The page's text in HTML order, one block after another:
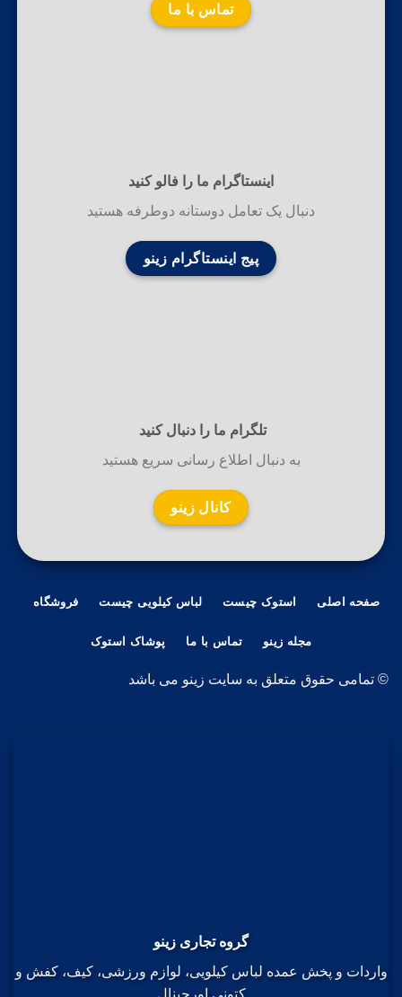
تماس با ما
اینستاگرام ما را فالو کنید
دنبال یک تعامل دوستانه دوطرفه هستید
پیج اینستاگرام زینو
تلگرام ما را دنبال کنید
به دنبال اطلاع رسانی سریع هستید
کانال زینو
صفحه اصلی استوک چیست لباس کیلویی چیست فروشگاه
مجله زینو تماس با ما پوشاک استوک
© تمامی حقوق متعلق به سایت زینو می باشد
گروه تجاری زینو
واردات و پخش عمده لباس کیلویی، لوازم ورزشی، کیف، کفش و